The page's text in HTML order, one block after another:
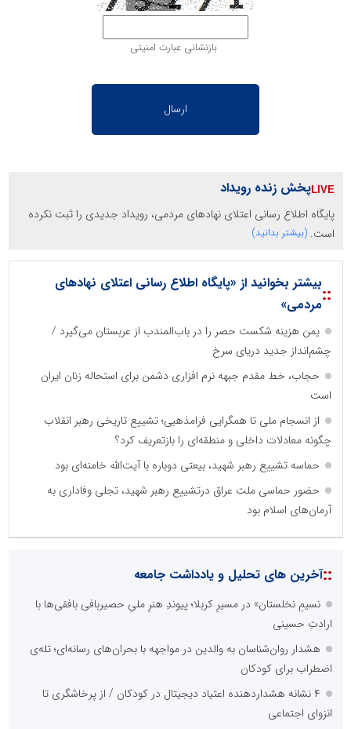
بازنشانی عبارت امنیتی
پخش زنده رویداد
پایگاه اطلاع رسانی اعتلای نهادهای مردمی، رویداد جدیدی را ثبت نکرده
است. (بیشتر بدانید)
::بیشتر بخوانید از «پایگاه اطلاع رسانی اعتلای نهادهای
مردمی»
یمن هزینه شکست حصر را در باب‌المندب از عربستان می‌گیرد /
چشم‌انداز جدید دریای سرخ
حجاب، خط مقدم جبهه نرم افزاری دشمن برای استحاله زنان ایران
است
از انسجام ملی تا همگرایی فرامذهبی؛ تشییع تاریخی رهبر انقلاب
چگونه معادلات داخلی و منطقه‌ای را بازتعریف کرد؟
حماسه تشییع رهبر شهید، بیعتی دوباره با آیت‌الله خامنه‌ای بود
حضور حماسی ملت عراق درتشییع رهبر شهید، تجلی وفاداری به
آرمان‌های اسلام بود
::آخرین های تحلیل و یادداشت جامعه
نسیمِ نخلستان» در مسیرِ کربلا؛ پیوندِ هنرِ ملیِ حصیربافی بافقی‌ها با
ارادتِ حسینی
هشدار روان‌شناسان به والدین در مواجهه با بحران‌های رسانه‌ای؛ تله‌ی
اضطراب برای کودکان
۴ نشانه هشداردهنده اعتیاد دیجیتال در کودکان / از پرخاشگری تا
انزوای اجتماعی